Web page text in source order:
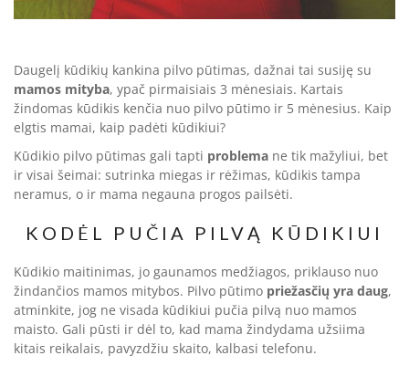
Daugelį kūdikių kankina pilvo pūtimas, dažnai tai susiję su
mamos mityba, ypač pirmaisiais 3 mėnesiais. Kartais
žindomas kūdikis kenčia nuo pilvo pūtimo ir 5 mėnesius. Kaip
elgtis mamai, kaip padėti kūdikiui?
Kūdikio pilvo pūtimas gali tapti problema ne tik mažyliui, bet
ir visai šeimai: sutrinka miegas ir rėžimas, kūdikis tampa
neramus, o ir mama negauna progos pailsėti.
KODĖL PUČIA PILVĄ KŪDIKIUI
Kūdikio maitinimas, jo gaunamos medžiagos, priklauso nuo
žindančios mamos mitybos. Pilvo pūtimo priežasčių yra daug,
atminkite, jog ne visada kūdikiui pučia pilvą nuo mamos
maisto. Gali pūsti ir dėl to, kad mama žindydama užsiima
kitais reikalais, pavyzdžiu skaito, kalbasi telefonu.